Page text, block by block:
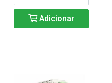
Adicionar